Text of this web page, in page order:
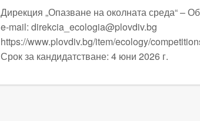
Дирекция „Опазване на околната среда“ –
e-mail: direkcia_ecologia@plovdiv.bg
https://www.plovdiv.bg/item/ecology/
Срок за кандидатстване: 4 юни 2026 г.